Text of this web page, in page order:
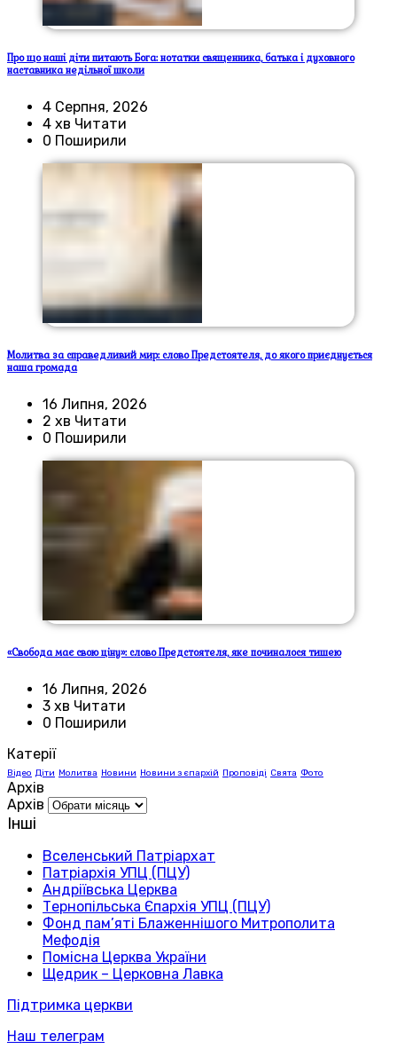
Про що наші діти питають Бога: нотатки священника, батька і духовного
наставника недільної школи
4 Серпня, 2026
4 хв Читати
0 Поширили
Молитва за справедливий мир: слово Предстоятеля, до якого приєднується
наша громада
16 Липня, 2026
2 хв Читати
0 Поширили
«Свобода має свою ціну»: слово Предстоятеля, яке починалося тишею
16 Липня, 2026
3 хв Читати
0 Поширили
Катерії
Відео Діти Молитва Новини Новини з єпархій Проповіді Свята Фото
Архів
Архів
Інші
Вселенський Патріархат
Патріархія УПЦ (ПЦУ)
Андріївська Церква
Тернопільська Єпархія УПЦ (ПЦУ)
Фонд пам’яті Блаженнішого Митрополита
Мефодія
Помісна Церква України
Щедрик – Церковна Лавка
Підтримка церкви
Наш телеграм